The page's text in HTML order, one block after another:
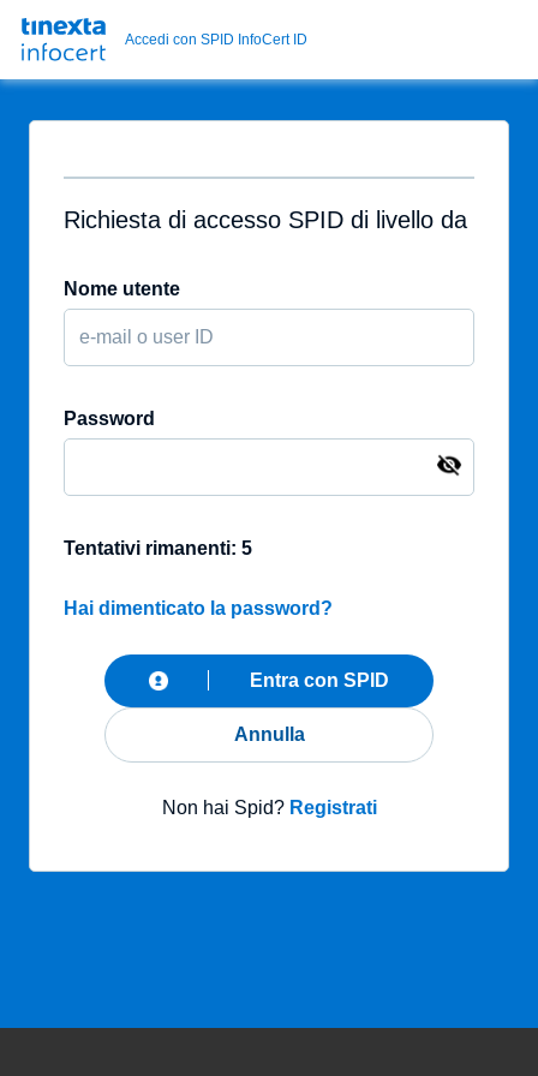
Accedi con SPID InfoCert ID
Richiesta di accesso SPID di livello da
Nome utente
Password
Hai dimenticato la password?
Annulla
Entra con SPID